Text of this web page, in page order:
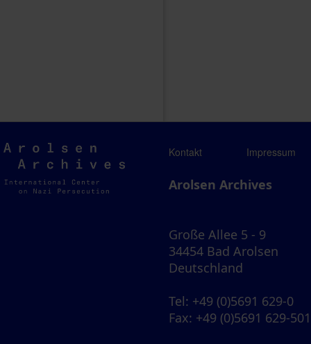
Arolsen
Archives
Kontakt Impressum
Arolsen Archives
Große Allee 5 - 9
34454 Bad Arolsen
Deutschland
Tel: +49 (0)5691 629-0
Fax: +49 (0)5691 629-501